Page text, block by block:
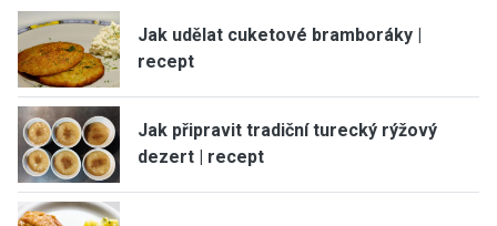
Jak udělat cuketové bramboráky |
recept
Jak připravit tradiční turecký rýžový
dezert | recept